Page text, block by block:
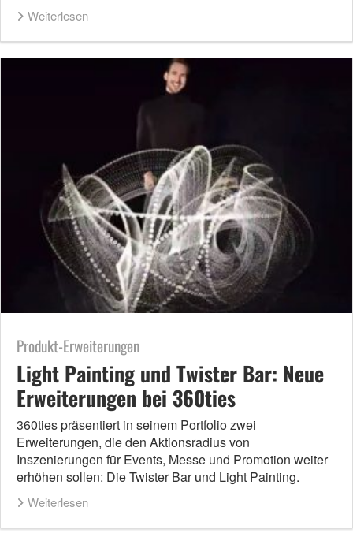
Weiterlesen
Produkt-Erweiterungen
Light Painting und Twister Bar: Neue
Erweiterungen bei 360ties
360ties präsentiert in seinem Portfolio zwei
Erweiterungen, die den Aktionsradius von
Inszenierungen für Events, Messe und Promotion weiter
erhöhen sollen: Die Twister Bar und Light Painting.
Weiterlesen